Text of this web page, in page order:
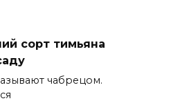
сорт тимьяна
чабрецом.